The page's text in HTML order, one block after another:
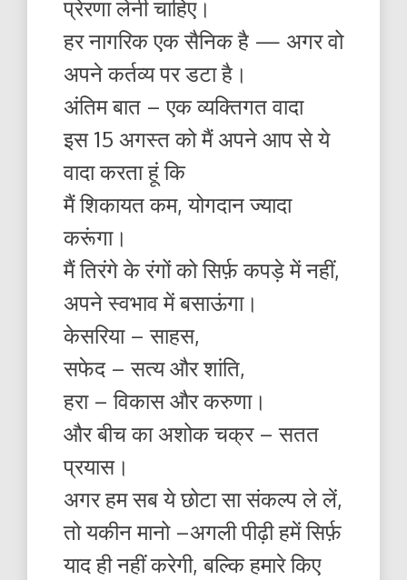
प्रेरणा लेनी चाहिए।
हर नागरिक एक सैनिक है — अगर वो
अपने कर्तव्य पर डटा है।
अंतिम बात – एक व्यक्तिगत वादा
इस 15 अगस्त को मैं अपने आप से ये
वादा करता हूं कि
मैं शिकायत कम, योगदान ज्यादा
करूंगा।
मैं तिरंगे के रंगों को सिर्फ़ कपड़े में नहीं,
अपने स्वभाव में बसाऊंगा।
केसरिया – साहस,
सफेद – सत्य और शांति,
हरा – विकास और करुणा।
और बीच का अशोक चक्र – सतत
प्रयास।
अगर हम सब ये छोटा सा संकल्प ले लें,
तो यकीन मानो –अगली पीढ़ी हमें सिर्फ़
याद ही नहीं करेगी, बल्कि हमारे किए